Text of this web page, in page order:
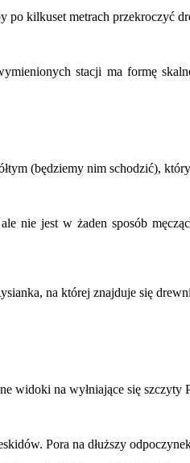
kilkuset metrach przekroczyć
stacji ma formę
(będziemy nim schodzić),
nie jest w żaden sposób
na której znajduje się
widoki na wyłniające się
Pora na dłuższy